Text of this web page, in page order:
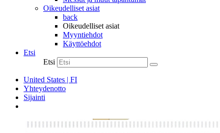
Oikeudelliset asiat
back
Oikeudelliset asiat
Myyntiehdot
Käyttöehdot
Etsi
Etsi
United States | FI
Yhteydenotto
Sijainti